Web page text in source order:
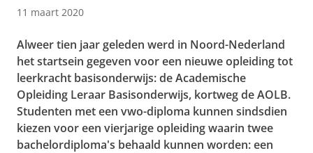
11 maart 2020
Alweer tien jaar geleden werd in Noord-Nederland
het startsein gegeven voor een nieuwe opleiding tot
leerkracht basisonderwijs: de Academische
Opleiding Leraar Basisonderwijs, kortweg de AOLB.
Studenten met een vwo-diploma kunnen sindsdien
kiezen voor een vierjarige opleiding waarin twee
bachelordiploma's behaald kunnen worden: een